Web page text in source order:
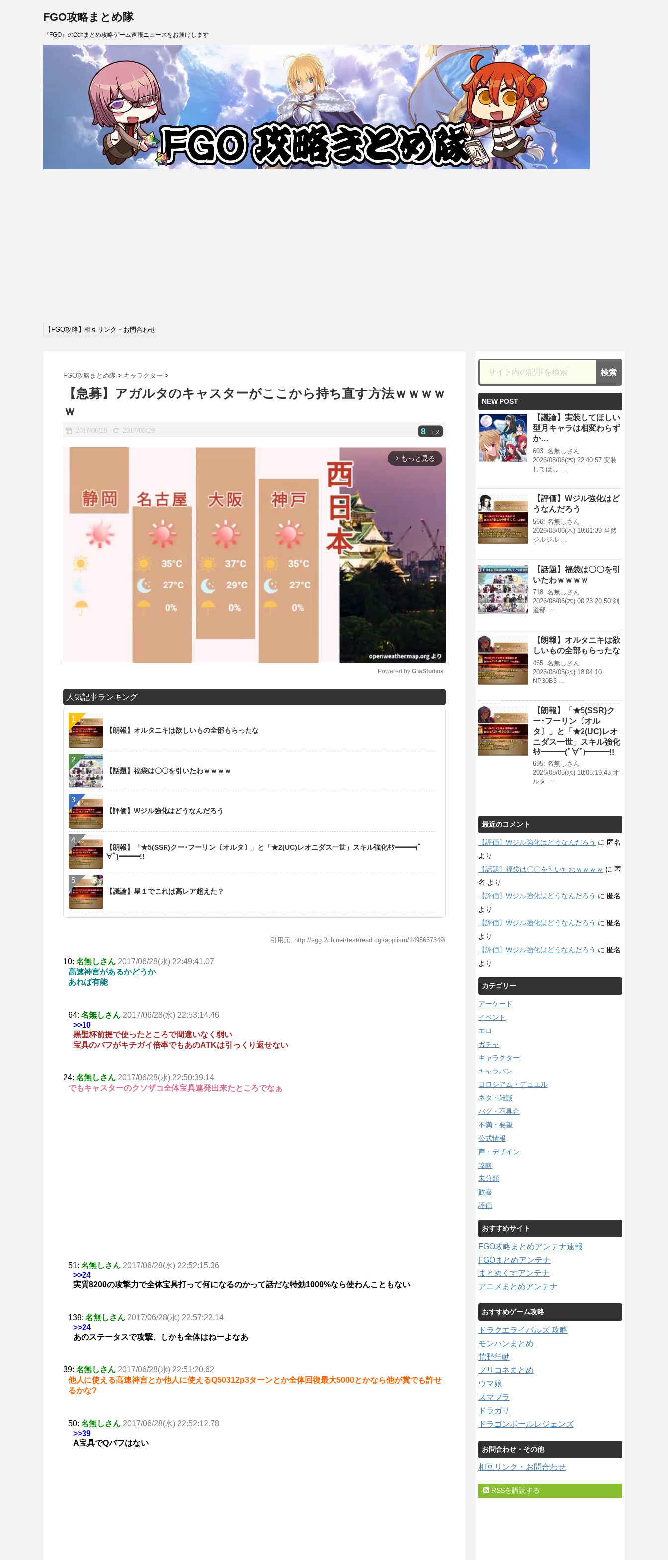
FGO攻略まとめ隊
『FGO』の2chまとめ攻略ゲーム速報ニュースをお届けします
【FGO攻略】相互リンク・お問合わせ
FGO攻略まとめ隊 > キャラクター >
【急募】アガルタのキャスターがここから持ち直す方法ｗｗｗｗ
ｗ
2017/06/29 2017/06/29 8 コメ
arrow_forward_ios もっと見る
Powered by GliaStudios
人気記事ランキング
【朗報】オルタニキは欲しいもの全部もらったな
【話題】福袋は〇〇を引いたわｗｗｗｗ
【評価】Wジル強化はどうなんだろう
【朗報】「★5(SSR)クー･フーリン〔オルタ〕」と「★2(UC)レオニダス一世」スキル強化ｷﾀ━━━(ﾟ
∀ﾟ)━━━!!
【議論】星１でこれは高レア超えた？
引用元: http://egg.2ch.net/test/read.cgi/applism/1498657349/
10: 名無しさん 2017/06/28(水) 22:49:41.07
高速神言があるかどうか
あれば有能
64: 名無しさん 2017/06/28(水) 22:53:14.46
>>10
黒聖杯前提で使ったところで間違いなく弱い
宝具のバフがキチガイ倍率でもあのATKは引っくり返せない
24: 名無しさん 2017/06/28(水) 22:50:39.14
でもキャスターのクソザコ全体宝具連発出来たところでなぁ
51: 名無しさん 2017/06/28(水) 22:52:15.36
>>24
実質8200の攻撃力で全体宝具打って何になるのかって話だな特効1000%なら使わんこともない
139: 名無しさん 2017/06/28(水) 22:57:22.14
>>24
あのステータスで攻撃、しかも全体はねーよなあ
39: 名無しさん 2017/06/28(水) 22:51:20.62
他人に使える高速神言とか他人に使えるQ50312p3ターンとか全体回復最大5000とかなら他が糞でも許せ
るかな?
50: 名無しさん 2017/06/28(水) 22:52:12.78
>>39
A宝具でQバフはない
NEW POST
【議論】実装してほしい
型月キャラは相変わらず
か…
603: 名無しさん
2026/08/06(木) 22:40:57 実装
してほし …
【評価】Wジル強化はど
うなんだろう
566: 名無しさん
2026/08/06(木) 18:01:39 当然
ジルジル …
【話題】福袋は〇〇を引
いたわｗｗｗｗ
718: 名無しさん
2026/08/06(木) 00:23:20.50 剣
道部 …
【朗報】オルタニキは欲
しいもの全部もらったな
465: 名無しさん
2026/08/05(水) 18:04:10
NP30B3 …
【朗報】「★5(SSR)ク
ー･フーリン〔オル
タ〕」と「★2(UC)レオ
ニダス一世」スキル強化
ｷﾀ━━━(ﾟ∀ﾟ)━━━!!
695: 名無しさん
2026/08/05(水) 18:05:19.43 オ
ルタ …
最近のコメント
【評価】Wジル強化はどうなんだろう に 匿名
より
【話題】福袋は〇〇を引いたわｗｗｗｗ に 匿
名 より
【評価】Wジル強化はどうなんだろう に 匿名
より
【評価】Wジル強化はどうなんだろう に 匿名
より
【評価】Wジル強化はどうなんだろう に 匿名
より
カテゴリー
アーケード
イベント
エロ
ガチャ
キャラクター
キャラバン
コロシアム・デュエル
ネタ・雑談
バグ・不具合
不満・要望
公式情報
声・デザイン
攻略
未分類
歓喜
評価
おすすめサイト
FGO攻略まとめアンテナ速報
FGOまとめアンテナ
まとめくすアンテナ
アニメまとめアンテナ
おすすめゲーム攻略
ドラクエライバルズ 攻略
モンハンまとめ
荒野行動
プリコネまとめ
ウマ娘
スマブラ
ドラガリ
ドラゴンボールレジェンズ
お問合わせ・その他
相互リンク・お問合わせ
RSSを購読する